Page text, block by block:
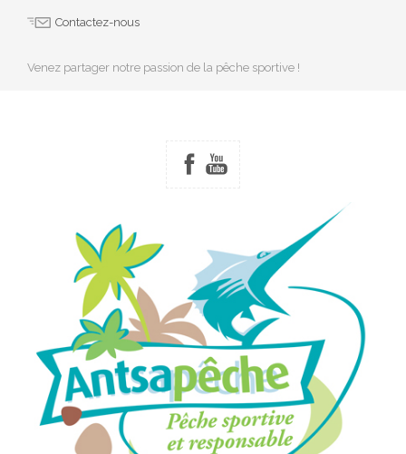
Contactez-nous
Venez partager notre passion de la pêche sportive !